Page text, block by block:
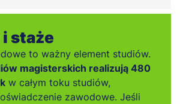
staże
to ważny element studiów.
magisterskich realizują 480
w całym toku studiów,
zawodowe. Jeśli